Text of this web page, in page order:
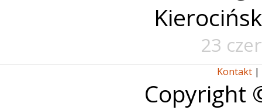
23
Kontakt |
Copyright